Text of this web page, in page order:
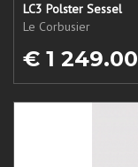
LC3 Polster Sessel
Le Corbusier
€ 1 249.00